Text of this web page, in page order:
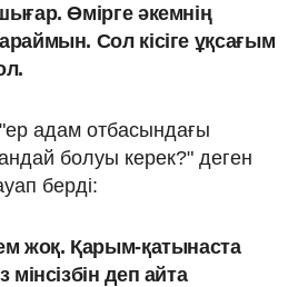
Өмірге әкемнің
Сол кісіге ұқсағым
"ер адам отбасындағы
болуы керек?" деген
берді:
жоқ. Қарым-қатынаста
мінсізбін деп айта